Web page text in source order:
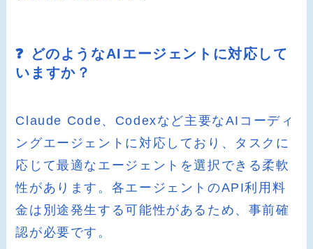
❓ どのようなAIエージェントに対応して
いますか？
Claude Code、Codexなど主要なAIコーディ
ングエージェントに対応しており、タスクに
応じて最適なエージェントを選択できる柔軟
性があります。各エージェントのAPI利用料
金は別途発生する可能性があるため、事前確
認が必要です。